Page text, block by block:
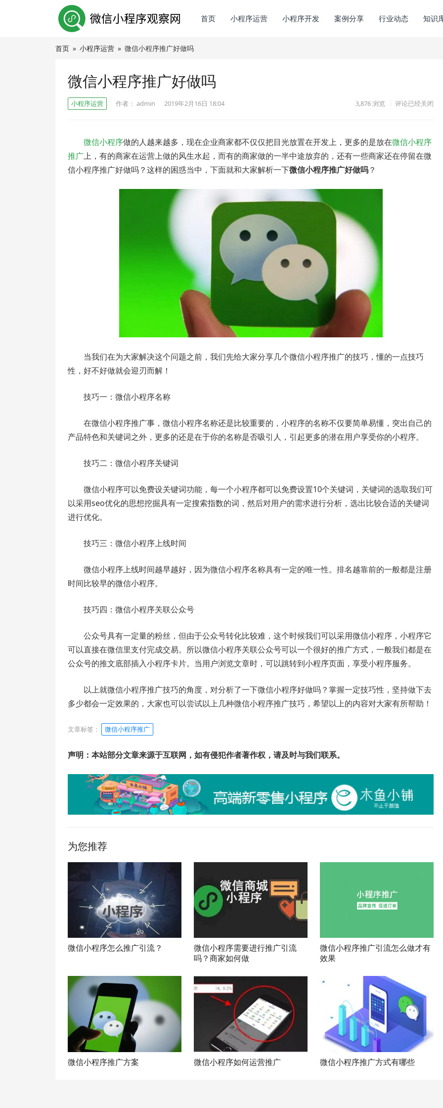
首页 小程序运营 小程序开发 案例分享 行业动态 知识
首页 » 小程序运营 » 微信小程序推广好做吗
微信小程序推广好做吗
小程序运营 作者： admin 2019年2月16日 18:04 3,876浏览 评论已经关闭
微信小程序做的人越来越多，现在企业商家都不仅仅把目光放置在开发上，更多的是放在微信小程序
推广上，有的商家在运营上做的风生水起，而有的商家做的一半中途放弃的，还有一些商家还在停留在微
信小程序推广好做吗？这样的困惑当中，下面就和大家解析一下微信小程序推广好做吗？
当我们在为大家解决这个问题之前，我们先给大家分享几个微信小程序推广的技巧，懂的一点技巧
性，好不好做就会迎刃而解！
技巧一：微信小程序名称
在微信小程序推广事，微信小程序名称还是比较重要的，小程序的名称不仅要简单易懂，突出自己的
产品特色和关键词之外，更多的还是在于你的名称是否吸引人，引起更多的潜在用户享受你的小程序。
技巧二：微信小程序关键词
微信小程序可以免费设关键词功能，每一个小程序都可以免费设置10个关键词，关键词的选取我们可
以采用seo优化的思想挖掘具有一定搜索指数的词，然后对用户的需求进行分析，选出比较合适的关键词
进行优化。
技巧三：微信小程序上线时间
微信小程序上线时间越早越好，因为微信小程序名称具有一定的唯一性。排名越靠前的一般都是注册
时间比较早的微信小程序。
技巧四：微信小程序关联公众号
公众号具有一定量的粉丝，但由于公众号转化比较难，这个时候我们可以采用微信小程序，小程序它
可以直接在微信里支付完成交易。所以微信小程序关联公众号可以一个很好的推广方式，一般我们都是在
公众号的推文底部插入小程序卡片。当用户浏览文章时，可以跳转到小程序页面，享受小程序服务。
以上就微信小程序推广技巧的角度，对分析了一下微信小程序好做吗？掌握一定技巧性，坚持做下去
多少都会一定效果的，大家也可以尝试以上几种微信小程序推广技巧，希望以上的内容对大家有所帮助！
文章标签： 微信小程序推广
声明：本站部分文章来源于互联网，如有侵犯作者著作权，请及时与我们联系。
为您推荐
微信小程序怎么推广引流？
微信小程序需要进行推广引流
吗？商家如何做
微信小程序推广引流怎么做才有
效果
微信小程序推广方案 微信小程序如何运营推广 微信小程序推广方式有哪些